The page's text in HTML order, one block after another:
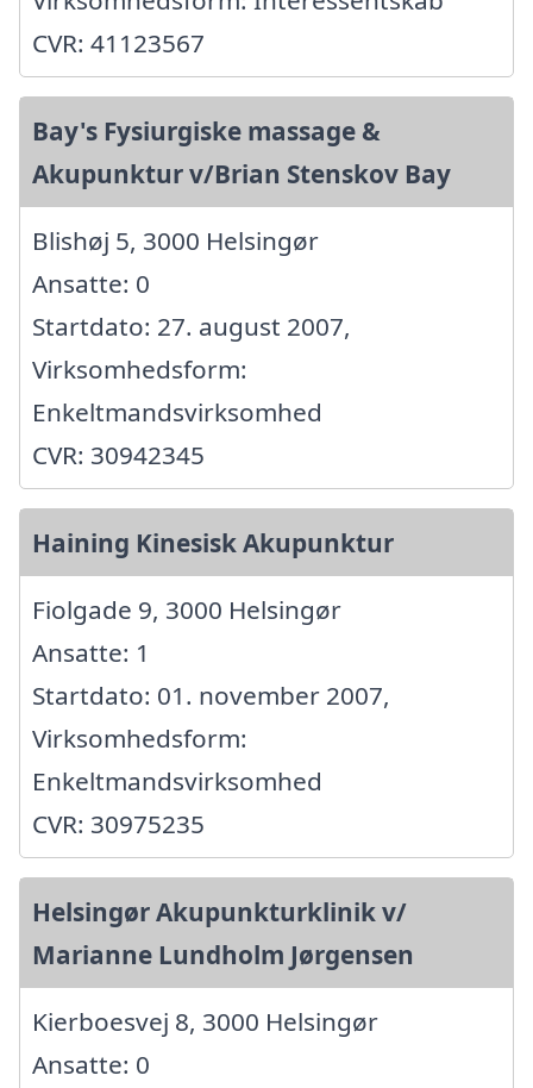
CVR: 41123567
Bay's Fysiurgiske massage &
Akupunktur v/Brian Stenskov Bay
Blishøj 5, 3000 Helsingør
Ansatte: 0
Startdato: 27. august 2007,
Virksomhedsform:
Enkeltmandsvirksomhed
CVR: 30942345
Haining Kinesisk Akupunktur
Fiolgade 9, 3000 Helsingør
Ansatte: 1
Startdato: 01. november 2007,
Virksomhedsform:
Enkeltmandsvirksomhed
CVR: 30975235
Helsingør Akupunkturklinik v/
Marianne Lundholm Jørgensen
Kierboesvej 8, 3000 Helsingør
Ansatte: 0